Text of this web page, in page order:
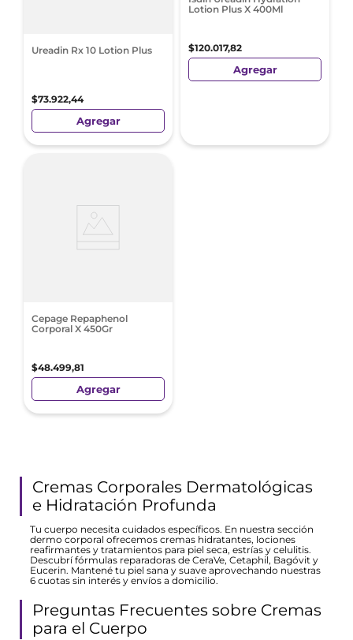
Ureadin Rx 10 Lotion Plus
$73.922,44
Agregar
Lotion Plus X 400Ml
$120.017,82
Agregar
Cepage Repaphenol
Corporal X 450Gr
$48.499,81
Agregar
Cremas Corporales Dermatológicas
e Hidratación Profunda
Tu cuerpo necesita cuidados específicos. En nuestra sección
dermo corporal ofrecemos cremas hidratantes, lociones
reafirmantes y tratamientos para piel seca, estrías y celulitis.
Descubrí fórmulas reparadoras de CeraVe, Cetaphil, Bagóvit y
Eucerin. Mantené tu piel sana y suave aprovechando nuestras
6 cuotas sin interés y envíos a domicilio.
Preguntas Frecuentes sobre Cremas
para el Cuerpo